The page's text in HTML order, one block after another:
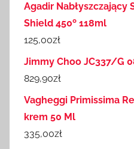
Agadir Nabłyszczający
Shield 450º 118ml
125,00zł
Jimmy Choo JC337/G
829,90zł
Vagheggi Primissima
krem 50 Ml
335,00zł